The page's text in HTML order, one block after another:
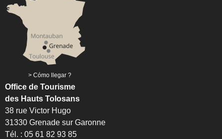
Cómo llegar ?
Office de Tourisme
des Hauts Tolosans
38 rue Victor Hugo
31330 Grenade sur Garonne
Tél. : 05 61 82 93 85